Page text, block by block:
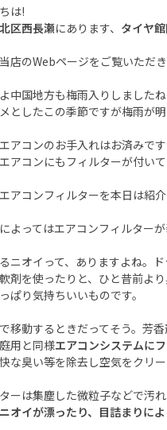
は!
区西長瀬にあります、 タイヤ
店のWebページをご覧いただ
中国地方も梅雨入りしました
としたこの季節ですが梅雨が
アコンのお手入れはお済みです
アコンにもフィルターが付い
アコンフィルターを本日は紹介
よってはエアコンフィルター
ニオイって、ありますよね。
剤を使ったりと、ひと昔前よ
ぱり気持ちいいものです。
移動するときだってそう。芳
用と同様エアコンシステムに
な臭い等を除去し空気をクリ
ーは集塵した微粒子などで汚
オイが漂ったり、目詰まりに